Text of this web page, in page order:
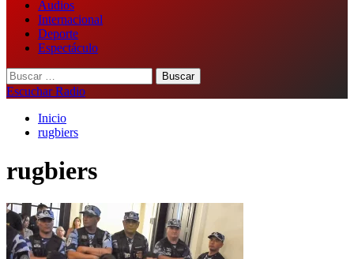
Audios
Internacional
Deporte
Espectáculo
Buscar:
Escuchar Radio
Inicio
rugbiers
rugbiers